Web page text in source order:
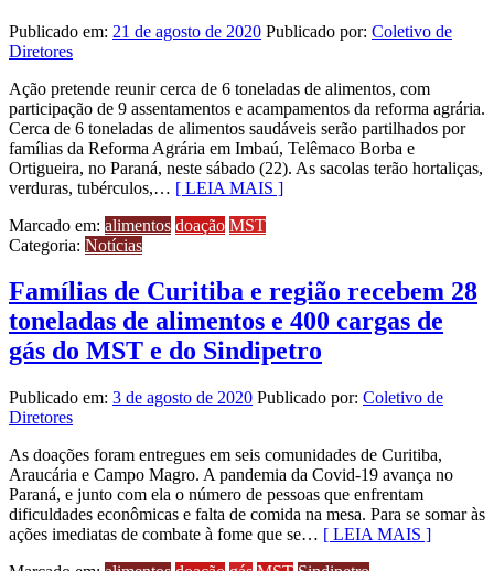
Publicado em: 21 de agosto de 2020 Publicado por: Coletivo de
Diretores
Ação pretende reunir cerca de 6 toneladas de alimentos, com
participação de 9 assentamentos e acampamentos da reforma agrária.
Cerca de 6 toneladas de alimentos saudáveis serão partilhados por
famílias da Reforma Agrária em Imbaú, Telêmaco Borba e
Ortigueira, no Paraná, neste sábado (22). As sacolas terão hortaliças,
verduras, tubérculos,… [ LEIA MAIS ]
Marcado em: alimentos doação MST
Categoria: Notícias
Famílias de Curitiba e região recebem 28
toneladas de alimentos e 400 cargas de
gás do MST e do Sindipetro
Publicado em: 3 de agosto de 2020 Publicado por: Coletivo de
Diretores
As doações foram entregues em seis comunidades de Curitiba,
Araucária e Campo Magro. A pandemia da Covid-19 avança no
Paraná, e junto com ela o número de pessoas que enfrentam
dificuldades econômicas e falta de comida na mesa. Para se somar às
ações imediatas de combate à fome que se… [ LEIA MAIS ]